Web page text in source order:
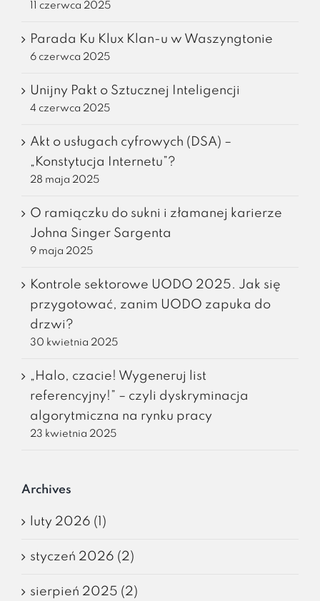
11 czerwca 2025
Parada Ku Klux Klan-u w Waszyngtonie
6 czerwca 2025
Unijny Pakt o Sztucznej Inteligencji
4 czerwca 2025
Akt o usługach cyfrowych (DSA) –
„Konstytucja Internetu”?
28 maja 2025
O ramiączku do sukni i złamanej karierze
Johna Singer Sargenta
9 maja 2025
Kontrole sektorowe UODO 2025. Jak się
przygotować, zanim UODO zapuka do
drzwi?
30 kwietnia 2025
„Halo, czacie! Wygeneruj list
referencyjny!” – czyli dyskryminacja
algorytmiczna na rynku pracy
23 kwietnia 2025
Archives
luty 2026 (1)
styczeń 2026 (2)
sierpień 2025 (2)